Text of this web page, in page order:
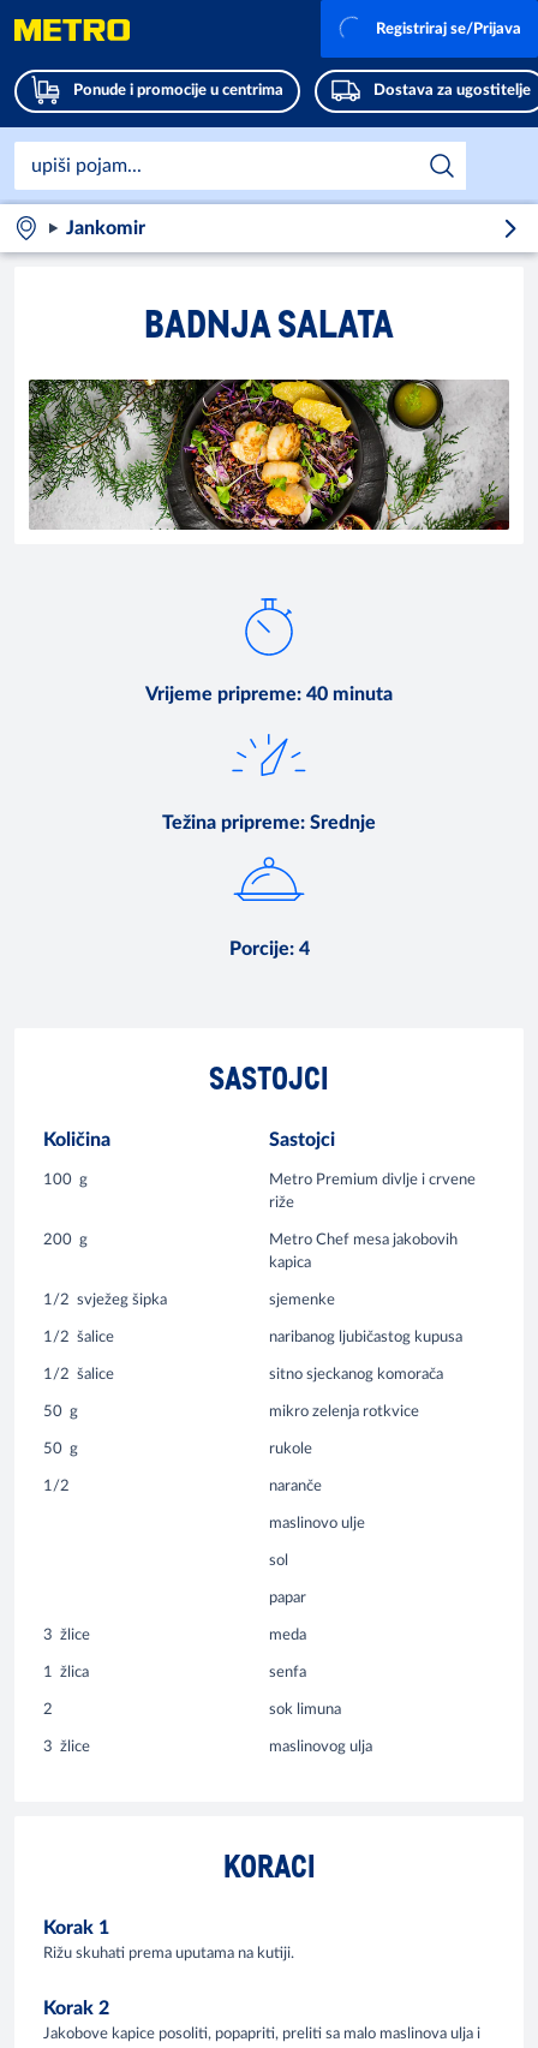
Ponude i promocije u centrima Dostava za ugostitelje
Registriraj se/Prijava
Jankomir
BADNJA SALATA
Vrijeme pripreme: 40 minuta
Težina pripreme: Srednje
Porcije: 4
SASTOJCI
Količina Sastojci
100 g
Metro Premium divlje i crvene
riže
200 g
Metro Chef mesa jakobovih
kapica
1/2 svježeg šipka sjemenke
1/2 šalice naribanog ljubičastog kupusa
1/2 šalice sitno sjeckanog komorača
50 g mikro zelenja rotkvice
50 g rukole
1/2 naranče
maslinovo ulje
sol
papar
3 žlice meda
1 žlica senfa
2 sok limuna
3 žlice maslinovog ulja
KORACI
Korak 1
Rižu skuhati prema uputama na kutiji.
Korak 2
Jakobove kapice posoliti, popapriti, preliti sa malo maslinova ulja i